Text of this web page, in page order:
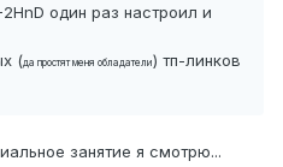
один раз настроил и
(да простят меня обладатели) тп-линков
занятие я смотрю...